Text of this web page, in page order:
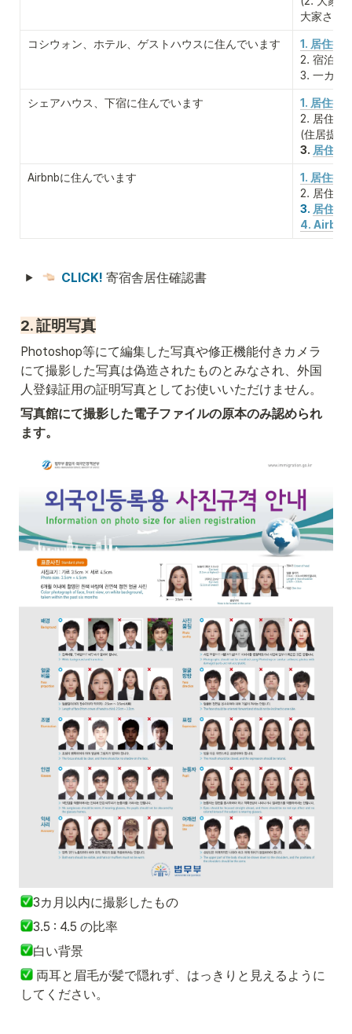
大家さん
コシウォン、ホテル、ゲストハウスに住んでいます
1. 居住提
2. 宿泊施
3. 一カ月
シェアハウス、下宿に住んでいます
1. 居住提
2. 居住地
(住居提供
3. 居住地
Airbnbに住んでいます
1. 居住提
2. 居住地
3. 居住地
4. Airbnb
CLICK! 寄宿舎居住確認書
2. 証明写真
Photoshop等にて編集した写真や修正機能付きカメラ
にて撮影した写真は偽造されたものとみなされ、外国
人登録証用の証明写真としてお使いいただけません。
写真館にて撮影した電子ファイルの原本のみ認められ
ます。
3カ月以内に撮影したもの
3.5 : 4.5 の比率
白い背景
両耳と眉毛が髪で隠れず、はっきりと見えるように
してください。